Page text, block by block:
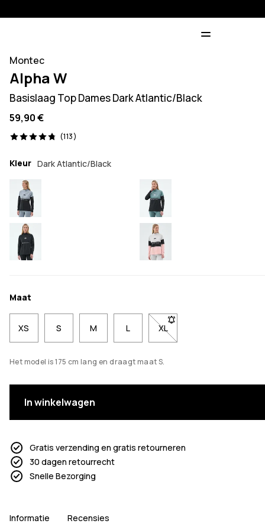
Montec
Alpha W
Basislaag Top Dames Dark Atlantic/Black
59,90 €
(113)
113 beoordelingen, 4.8/5
Kleur Dark Atlantic/Black
Maat
XS S M L XL- Maat XL niet
Het model is 175 cm lang en draagt maat S.
In winkelwagen
Gratis verzending en gratis retourneren
30 dagen retourrecht
Snelle Bezorging
Informatie Recensies